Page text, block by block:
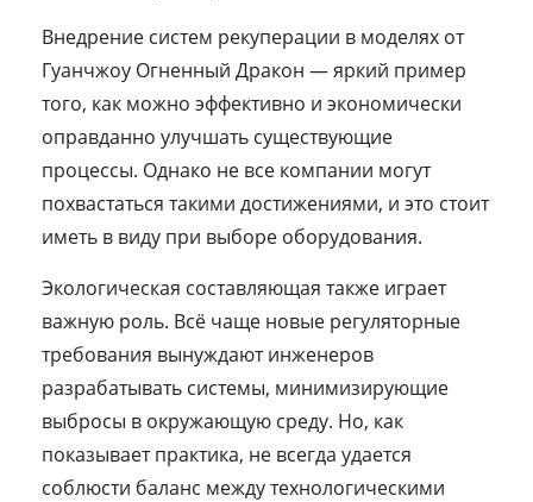
Внедрение систем рекуперации в моделях от
Гуанчжоу Огненный Дракон — яркий пример
того, как можно эффективно и экономически
оправданно улучшать существующие
процессы. Однако не все компании могут
похвастаться такими достижениями, и это стоит
иметь в виду при выборе оборудования.
Экологическая составляющая также играет
важную роль. Всё чаще новые регуляторные
требования вынуждают инженеров
разрабатывать системы, минимизирующие
выбросы в окружающую среду. Но, как
показывает практика, не всегда удается
соблюсти баланс между технологическими